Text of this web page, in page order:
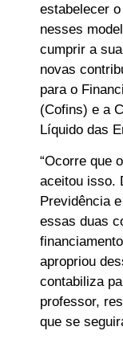
estabelecer
nesses
cumprir a
novas
para o
(Cofins) e a
Líquido das
“Ocorre que
aceitou isso.
Previdência
essas duas
apropriou
contabiliza
professor,
que se